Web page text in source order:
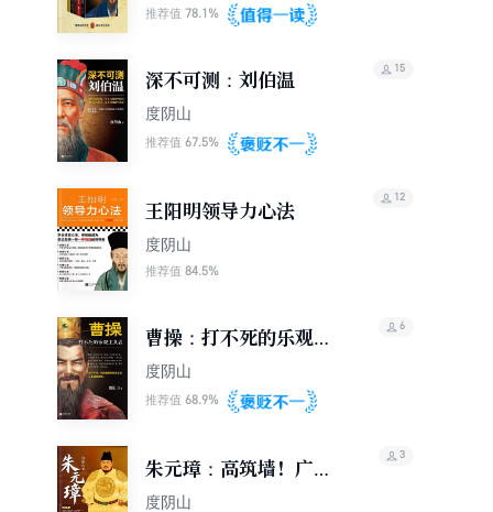
推荐值 78.1%
深不可测：刘伯温
度阴山
推荐值 67.5%
15
王阳明领导力心法
度阴山
推荐值 84.5%
12
曹操：打不死的乐观主
义者
度阴山
推荐值 68.9%
6
朱元璋：高筑墙！广积
粮！缓称王！
度阴山
3